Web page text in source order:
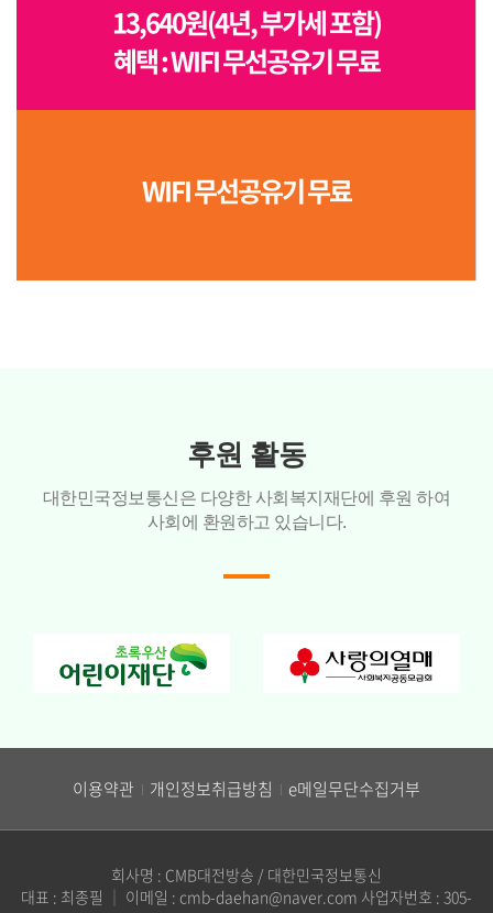
13,640원(4년, 부가세 포함)
혜택 : WIFI 무선공유기 무료
WIFI 무선공유기 무료
후원 활동
대한민국정보통신은 다양한 사회복지재단에 후원 하여
사회에 환원하고 있습니다.
이용약관 개인정보취급방침 e메일무단수집거부
회사명 : CMB대전방송 / 대한민국정보통신
대표 : 최종필 ｜ 이메일 : cmb-daehan@naver.com 사업자번호 : 305-